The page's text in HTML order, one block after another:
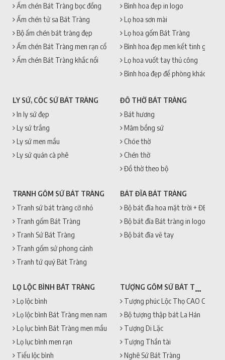
Ấm chén Bát Tràng bọc đồng
Ấm chén tử sa Bát Tràng
Bộ ấm chén bát tràng đẹp
Ấm chén Bát Tràng men rạn cổ
Ấm chén Bát Tràng khắc nổi
Bình hoa đẹp in logo
Lọ hoa sơn mài
Lọ hoa gốm Bát Tràng
Bình hoa đẹp men kết tinh gốm
Lọ hoa vuốt tay thủ công
Bình hoa đẹp để phòng khách
LY SỨ, CỐC SỨ BÁT TRÀNG
In ly sứ đẹp
Ly sứ trắng
Ly sứ men mầu
Ly sứ quán cà phê
ĐỒ THỜ BÁT TRÀNG
Bát hương
Mâm bồng sứ
Chóe thờ
Chén thờ
Đồ thờ theo bộ
TRANH GỐM SỨ BÁT TRÀNG
Tranh sứ bát tràng cỡ nhỏ
Tranh gốm Bát Tràng
Tranh Sứ Bát Tràng
Tranh gốm sứ phong cảnh
Tranh tứ quý Bát Tràng
BÁT ĐĨA BÁT TRÀNG
Bộ bát đĩa hoa mặt trời + ĐẸP +
Bộ bát đĩa Bát tràng in logo
Bộ bát đĩa vẽ tay
LỌ LỘC BÌNH BÁT TRÀNG
Lọ lộc bình
Lọ lộc bình Bát Tràng men nam
Lọ lục bình Bát Tràng men mầu
Lọ lục bình men rạn
Tiểu lộc bình
TƯỢNG GỐM SỨ BÁT TRÀNG
Tượng phúc Lộc Thọ CAO CẤP +
Bộ tượng thập bát La Hán
Tượng Di Lặc
Tượng Thần tài
Nghê Sứ Bát Tràng